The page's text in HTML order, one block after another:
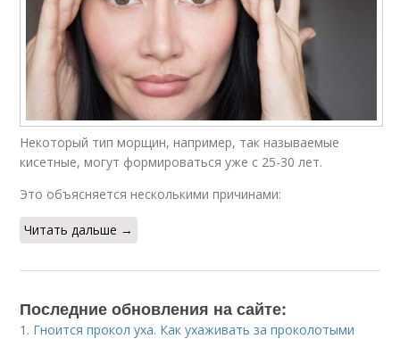
Некоторый тип морщин, например, так называемые
кисетные, могут формироваться уже с 25-30 лет.
Это объясняется несколькими причинами:
Читать дальше →
Последние обновления на сайте:
1. Гноится прокол уха. Как ухаживать за проколотыми